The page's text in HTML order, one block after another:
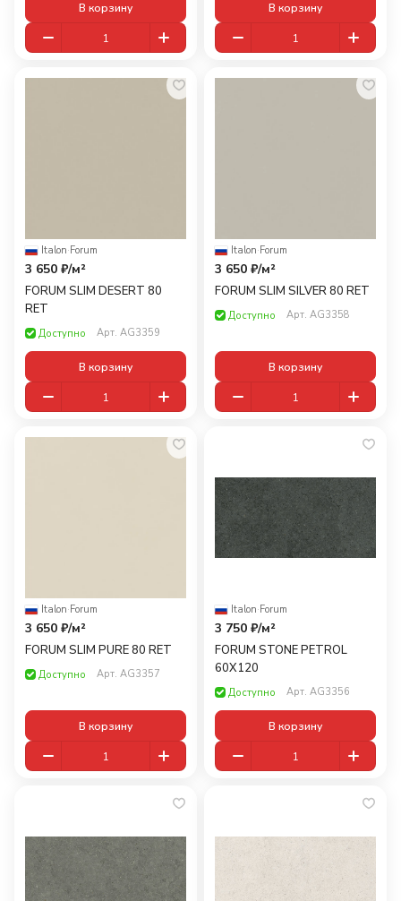
В корзину В корзину
Italon·Forum
3 650 ₽/м²
FORUM SLIM DESERT 80
RET
Доступно Арт. AG3359
В корзину
Italon·Forum
3 650 ₽/м²
FORUM SLIM SILVER 80 RET
Доступно Арт. AG3358
В корзину
Italon·Forum
3 650 ₽/м²
FORUM SLIM PURE 80 RET
Доступно Арт. AG3357
В корзину
Italon·Forum
3 750 ₽/м²
FORUM STONE PETROL
60X120
Доступно Арт. AG3356
В корзину